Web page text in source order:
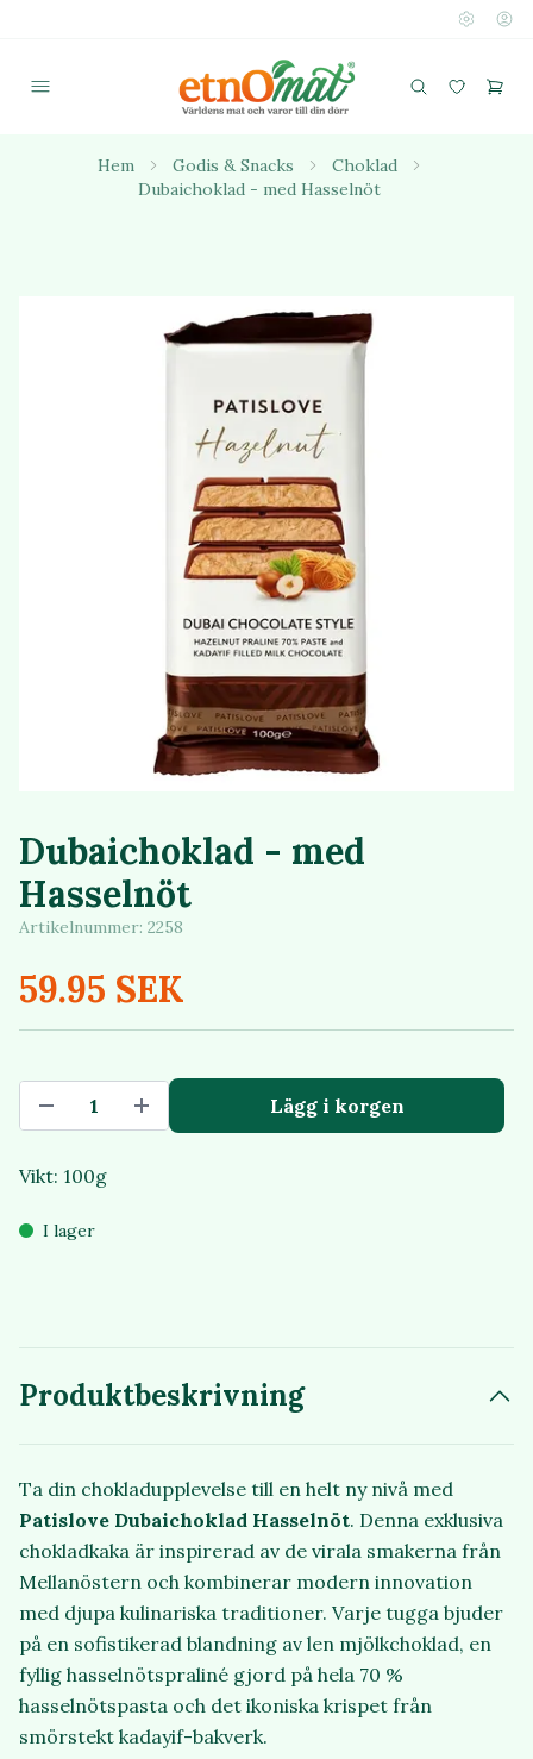
Hem Godis & Snacks
Choklad
Dubaichoklad - med Hasselnöt
Dubaichoklad - med
Hasselnöt
Artikelnummer: 2258
59.95 SEK
Lägg i korgen
Vikt: 100g
I lager
Produktbeskrivning
Ta din chokladupplevelse till en helt ny nivå med
Patislove Dubaichoklad Hasselnöt. Denna exklusiva
chokladkaka är inspirerad av de virala smakerna från
Mellanöstern och kombinerar modern innovation
med djupa kulinariska traditioner. Varje tugga bjuder
på en sofistikerad blandning av len mjölkchoklad, en
fyllig hasselnötspraliné gjord på hela 70 %
hasselnötspasta och det ikoniska krispet från
smörstekt kadayif-bakverk.